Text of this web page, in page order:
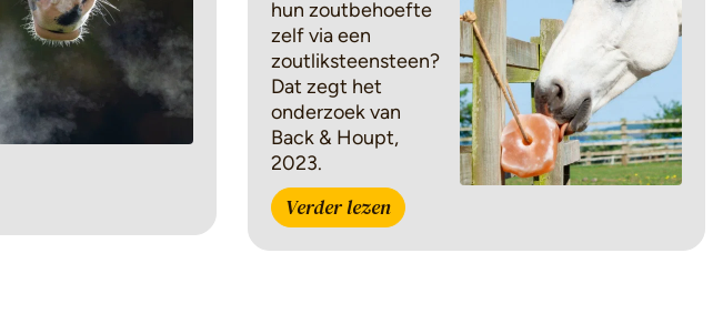
hun zoutbehoefte
zelf via een
zoutliksteensteen?
Dat zegt het
onderzoek van
Back & Houpt,
2023.
Verder lezen